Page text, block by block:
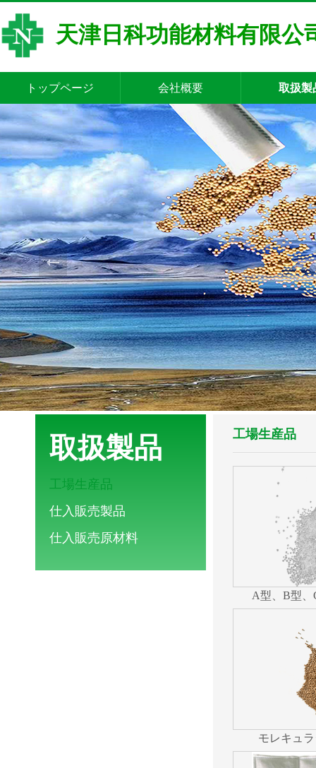
天津日科功能材料有限公
トップページ 会社概要 取扱製
取扱製品
工場生産品
仕入販売製品
仕入販売原材料
工場生産品
A型、B型、
モレキュ